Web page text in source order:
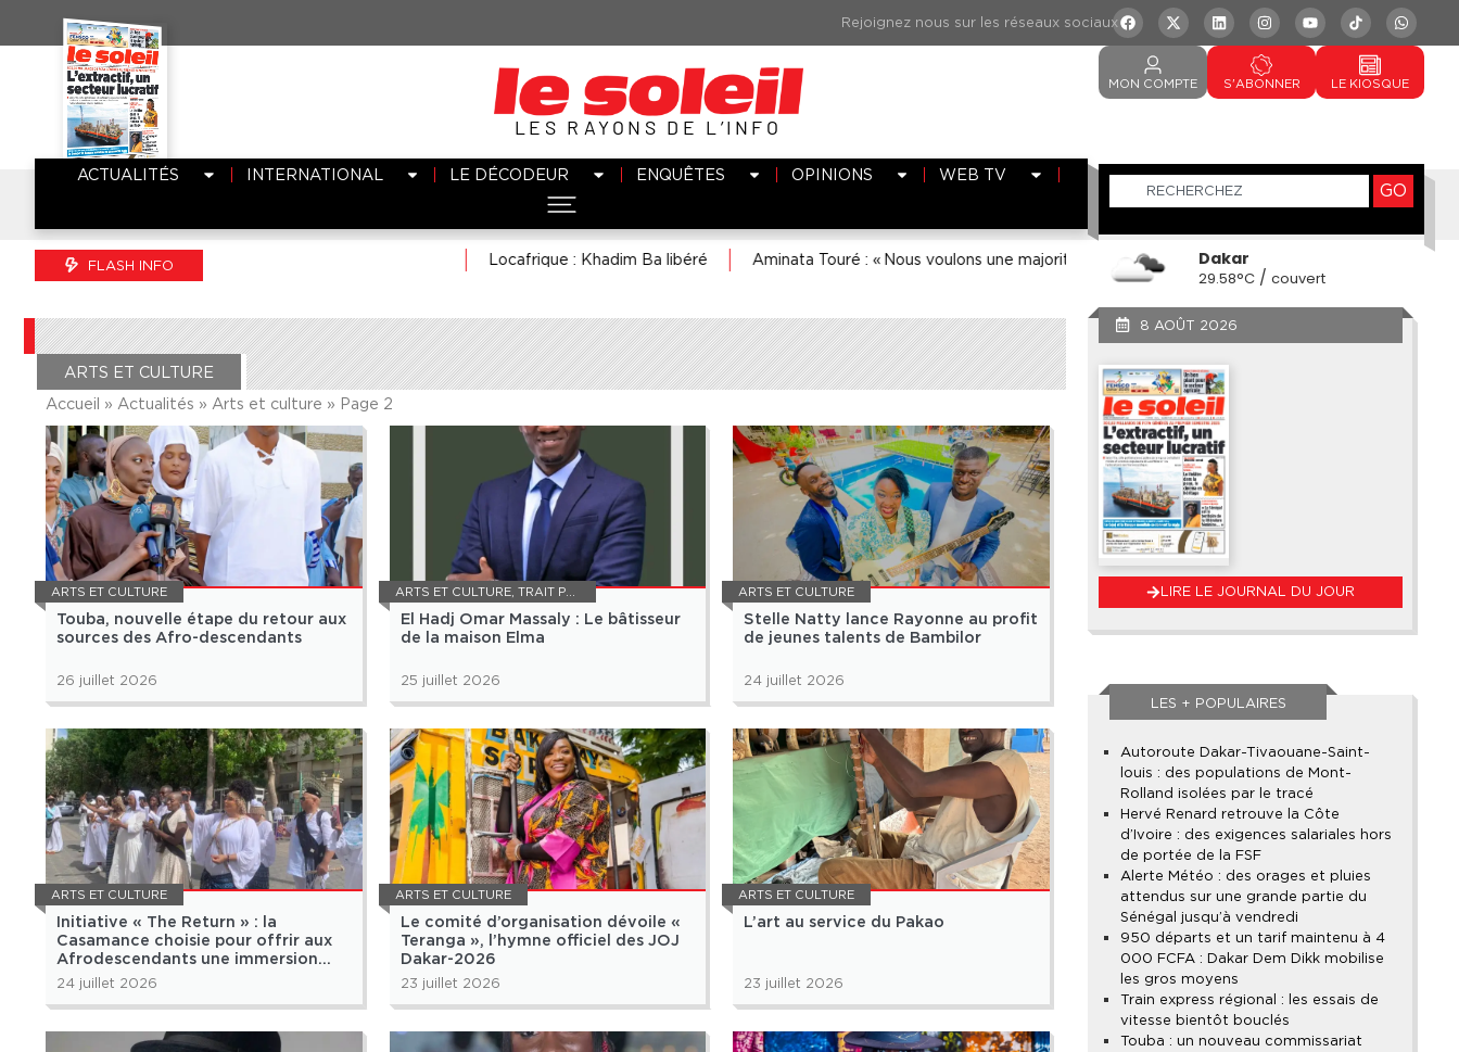
LES RAYONS DE L’INFO
MON COMPTE S'ABONNER LE KIOSQUE
ACTUALITÉS INTERNATIONAL LE DÉCODEUR ENQUÊTES OPINIONS WEB TV
GO
FLASH INFO Locafrique : Khadim Ba libéré Aminata Touré : « Nous voulons une majorité parlementaire » Prix de la viande : une instabilité qui
Dakar
29.58°C / couvert
ARTS ET CULTURE
Accueil » Actualités » Arts et culture » Page 2
ARTS ET CULTURE
Touba, nouvelle étape du retour aux
sources des Afro-descendants
26 juillet 2026
ARTS ET CULTURE, TRAIT POUR TRAIT
El Hadj Omar Massaly : Le bâtisseur
de la maison Elma
25 juillet 2026
ARTS ET CULTURE
Stelle Natty lance Rayonne au profit
de jeunes talents de Bambilor
24 juillet 2026
ARTS ET CULTURE
Initiative « The Return » : la
Casamance choisie pour offrir aux
Afrodescendants une immersion
culturelle et spirituelle
24 juillet 2026
ARTS ET CULTURE
Le comité d’organisation dévoile «
Teranga », l’hymne officiel des JOJ
Dakar-2026
23 juillet 2026
ARTS ET CULTURE
L’art au service du Pakao
23 juillet 2026
8 AOÛT 2026
LIRE LE JOURNAL DU JOUR
LES + POPULAIRES
Autoroute Dakar-Tivaouane-Saint-
louis : des populations de Mont-
Rolland isolées par le tracé
Hervé Renard retrouve la Côte
d’Ivoire : des exigences salariales hors
de portée de la FSF
Alerte Météo : des orages et pluies
attendus sur une grande partie du
Sénégal jusqu’à vendredi
950 départs et un tarif maintenu à 4
000 FCFA : Dakar Dem Dikk mobilise
les gros moyens
Train express régional : les essais de
vitesse bientôt bouclés
Touba : un nouveau commissariat